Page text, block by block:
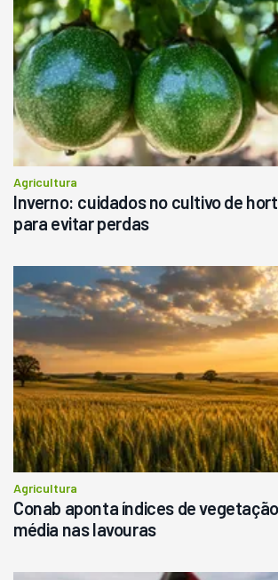
R$ 145.000
Consultar
Agricultura
Inverno: cuidados no cultivo de
para evitar perdas
Agricultura
Conab aponta índices de
média nas lavouras